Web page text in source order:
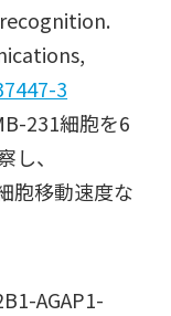
,
3
231細胞を6
、
胞移動速度な
AGAP1-